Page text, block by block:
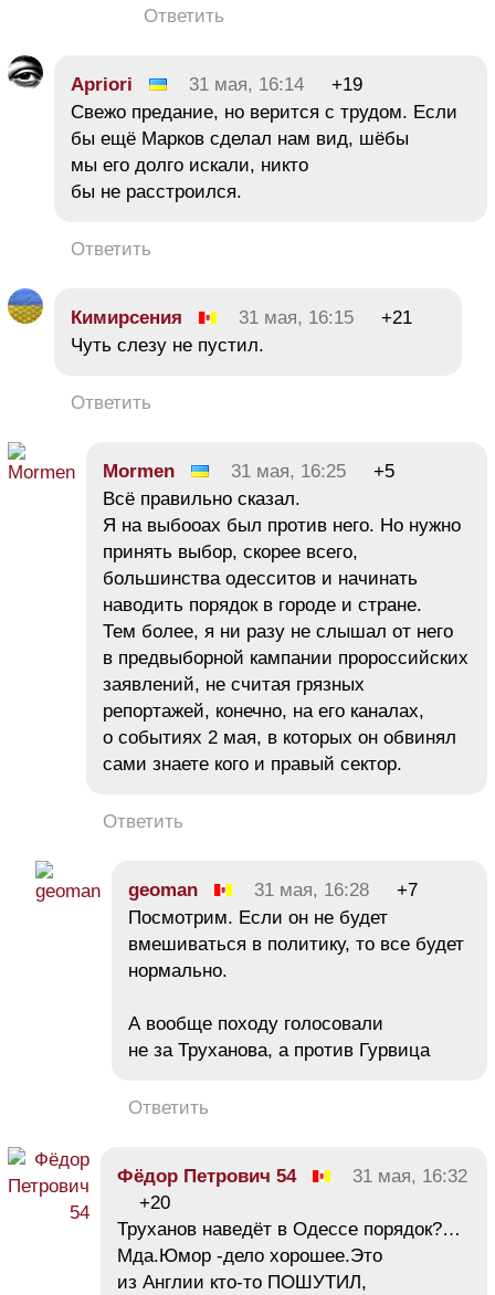
Ответить
Apriori 31 мая, 16:14
+19
Свежо предание, но верится с трудом. Если
бы ещё Марков сделал нам вид, шёбы
мы его долго искали, никто
бы не расстроился.
Ответить
Кимирсения 31 мая, 16:15
+21
Чуть слезу не пустил.
Ответить
Mormen 31 мая, 16:25
+5
Всё правильно сказал.
Я на выбооах был против него. Но нужно
принять выбор, скорее всего,
большинства одесситов и начинать
наводить порядок в городе и стране.
Тем более, я ни разу не слышал от него
в предвыборной кампании пророссийских
заявлений, не считая грязных
репортажей, конечно, на его каналах,
о событиях 2 мая, в которых он обвинял
сами знаете кого и правый сектор.
Ответить
geoman 31 мая, 16:28
+7
Посмотрим. Если он не будет
вмешиваться в политику, то все будет
нормально.
А вообще походу голосовали
не за Труханова, а против Гурвица
Ответить
Фёдор Петрович 54
31 мая, 16:32
+20
Труханов наведёт в Одессе порядок?…
Мда.Юмор -дело хорошее.Это
из Англии кто-то ПОШУТИЛ,